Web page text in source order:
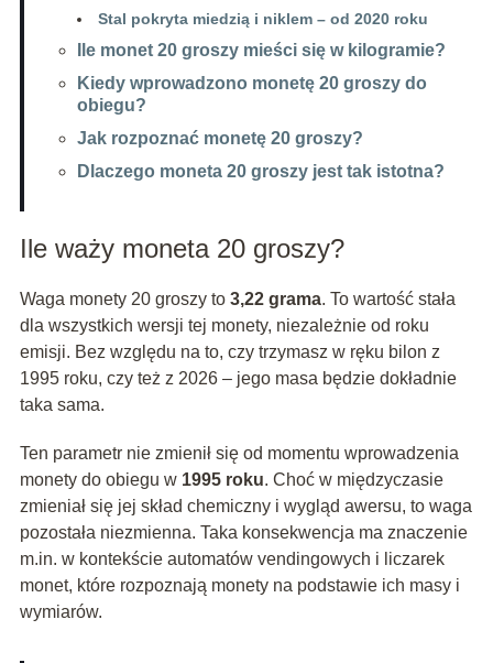
Stal pokryta miedzią i niklem – od 2020 roku
Ile monet 20 groszy mieści się w kilogramie?
Kiedy wprowadzono monetę 20 groszy do
obiegu?
Jak rozpoznać monetę 20 groszy?
Dlaczego moneta 20 groszy jest tak istotna?
Ile waży moneta 20 groszy?
Waga monety 20 groszy to 3,22 grama. To wartość stała
dla wszystkich wersji tej monety, niezależnie od roku
emisji. Bez względu na to, czy trzymasz w ręku bilon z
1995 roku, czy też z 2026 – jego masa będzie dokładnie
taka sama.
Ten parametr nie zmienił się od momentu wprowadzenia
monety do obiegu w 1995 roku. Choć w międzyczasie
zmieniał się jej skład chemiczny i wygląd awersu, to waga
pozostała niezmienna. Taka konsekwencja ma znaczenie
m.in. w kontekście automatów vendingowych i liczarek
monet, które rozpoznają monety na podstawie ich masy i
wymiarów.